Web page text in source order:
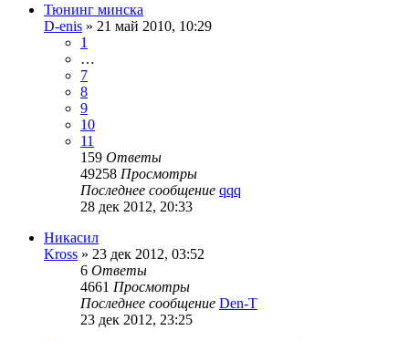
Тюнинг минска
D-enis » 21 май 2010, 10:29
1
…
7
8
9
10
11
159 Ответы
49258 Просмотры
Последнее сообщение qqq
28 дек 2012, 20:33
Никасил
Kross » 23 дек 2012, 03:52
6 Ответы
4661 Просмотры
Последнее сообщение Den-T
23 дек 2012, 23:25